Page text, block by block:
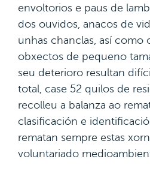
envoltorios e paus de
dos ouvidos, anacos de
unhas chanclas, así como
obxectos de pequeno
seu deterioro resultan
total, case 52 quilos de
recolleu a balanza ao
clasificación e
rematan sempre estas
voluntariado